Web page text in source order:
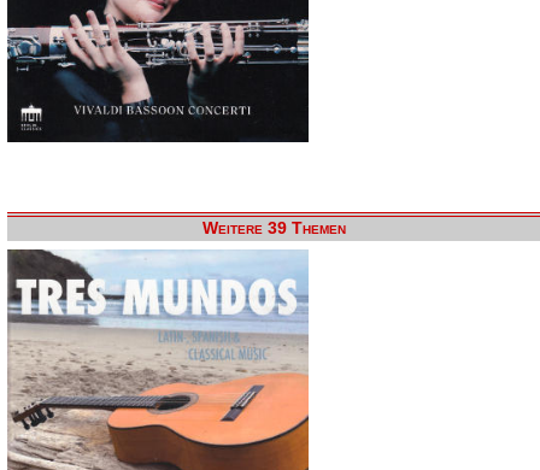
Weitere 39 Themen